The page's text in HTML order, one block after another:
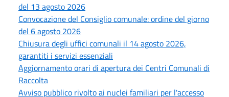
del 13 agosto 2026
Convocazione del Consiglio comunale: ordine del giorno
del 6 agosto 2026
Chiusura degli uffici comunali il 14 agosto 2026,
garantiti i servizi essenziali
Aggiornamento orari di apertura dei Centri Comunali di
Raccolta
Avviso pubblico rivolto ai nuclei familiari per l'accesso